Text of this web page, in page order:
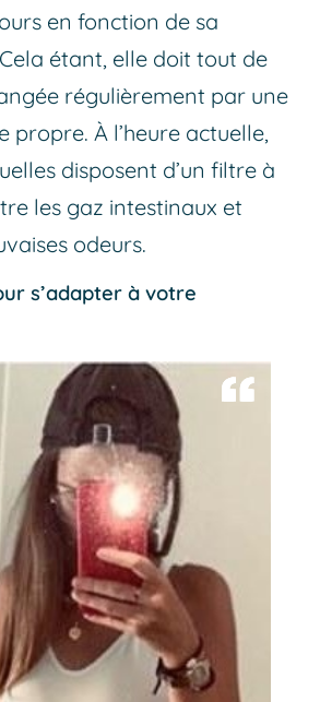
en fonction de sa
étant, elle doit tout de
régulièrement par une
propre. À l’heure actuelle,
disposent d’un filtre à
les gaz intestinaux et
odeurs.
s’adapter à votre